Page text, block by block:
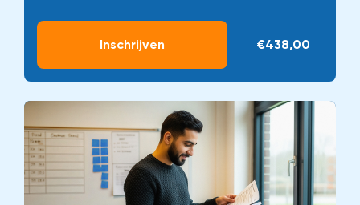
Inschrijven €438,00